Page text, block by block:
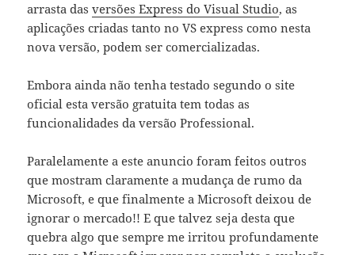
arrasta dasversões Express do Visual Studio, as
aplicações criadas tanto no VS express como nesta
nova versão, podem ser comercializadas.
Embora ainda não tenha testado segundo o site
oficial esta versão gratuita tem todas as
funcionalidades da versão Professional.
Paralelamente a este anuncio foram feitos outros
que mostram claramente a mudança de rumo da
Microsoft, e que finalmente a Microsoft deixou de
ignorar o mercado!! E que talvez seja desta que
quebra algo que sempre me irritou profundamente